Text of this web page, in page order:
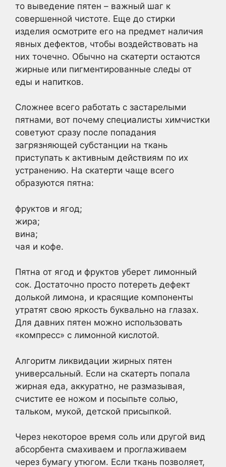
то выведение пятен – важный шаг к
совершенной чистоте. Еще до стирки
изделия осмотрите его на предмет наличия
явных дефектов, чтобы воздействовать на
них точечно. Обычно на скатерти остаются
жирные или пигментированные следы от
еды и напитков.
Сложнее всего работать с застарелыми
пятнами, вот почему специалисты химчистки
советуют сразу после попадания
загрязняющей субстанции на ткань
приступать к активным действиям по их
устранению. На скатерти чаще всего
образуются пятна:
фруктов и ягод;
жира;
вина;
чая и кофе.
Пятна от ягод и фруктов уберет лимонный
сок. Достаточно просто потереть дефект
долькой лимона, и красящие компоненты
утратят свою яркость буквально на глазах.
Для давних пятен можно использовать
«компресс» с лимонной кислотой.
Алгоритм ликвидации жирных пятен
универсальный. Если на скатерть попала
жирная еда, аккуратно, не размазывая,
счистите ее ножом и посыпьте солью,
тальком, мукой, детской присыпкой.
Через некоторое время соль или другой вид
абсорбента смахиваем и проглаживаем
через бумагу утюгом. Если ткань позволяет,